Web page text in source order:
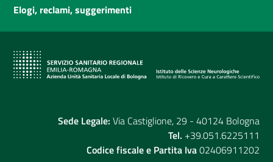
Elogi, reclami, suggerimenti
Sede Legale: Via Castiglione, 29 - 40124 Bologna
Tel. +39.051.6225111
Codice fiscale e Partita Iva02406911202